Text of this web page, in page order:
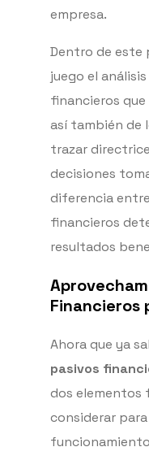
empresa.
Dentro de este
juego el
financieros
así también de
trazar
decisiones
diferencia
financieros
resultados
Financieros
Ahora que ya
pasivos
dos elementos
considerar